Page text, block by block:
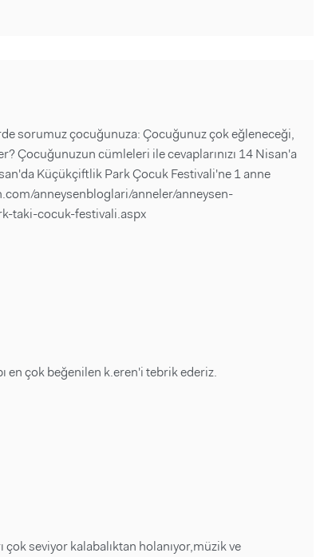
sorumuz çocuğunuza: Çocuğunuz çok eğleneceği,
Çocuğunuzun cümleleri ile cevaplarınızı 14 Nisan'a
Küçükçiftlik Park Çocuk Festivali'ne 1 anne
anneysenbloglari/anneler/anneysen-
taki-cocuk-festivali.aspx
en çok beğenilen k.eren'i tebrik ederiz.
seviyor kalabalıktan holanıyor,müzik ve